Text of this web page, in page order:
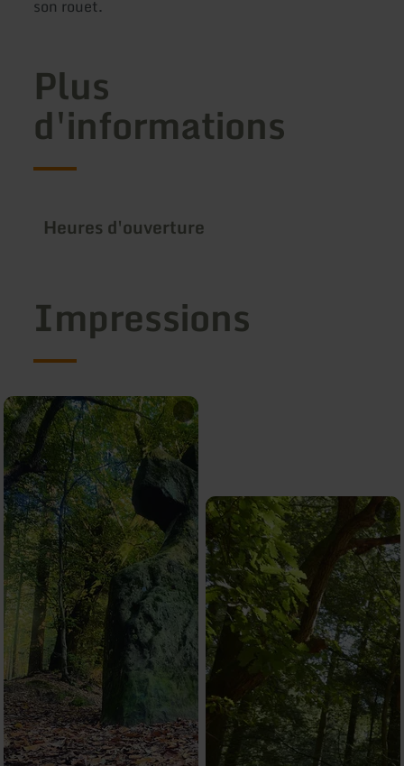
son rouet.
Plus
d'informations
Heures d'ouverture
Impressions